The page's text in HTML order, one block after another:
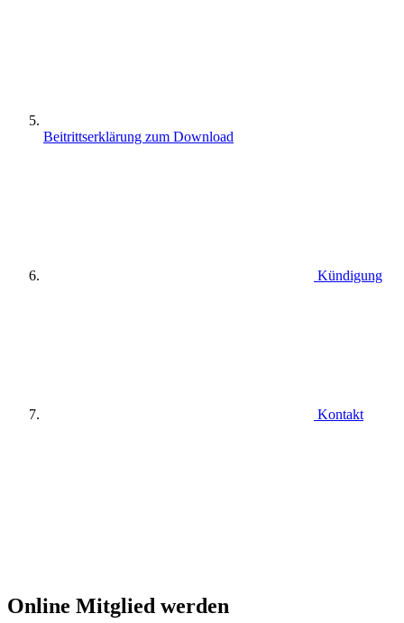
Beitrittserklärung zum Download
Kündigung
Kontakt
Online Mitglied werden